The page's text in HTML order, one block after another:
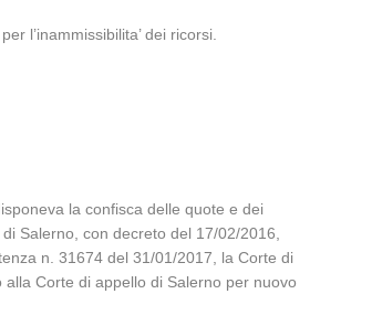
l’inammissibilita’ dei ricorsi.
la confisca delle quote e dei
Salerno, con decreto del 17/02/2016,
n. 31674 del 31/01/2017, la Corte di
Corte di appello di Salerno per nuovo